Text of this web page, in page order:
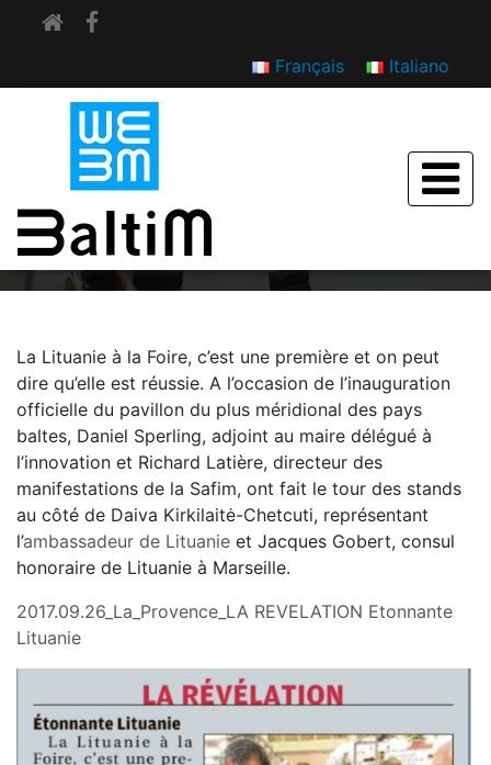
Français Italiano
LA REVELATION Etonnante Lituanie
La Lituanie à la Foire, c’est une première et on peut
dire qu’elle est réussie. A l’occasion de l’inauguration
officielle du pavillon du plus méridional des pays
baltes, Daniel Sperling, adjoint au maire délégué à
l’innovation et Richard Latière, directeur des
manifestations de la Safim, ont fait le tour des stands
au côté de Daiva Kirkilaitė-Chetcuti, représentant
l’ambassadeur de Lituanie et Jacques Gobert, consul
honoraire de Lituanie à Marseille.
2017.09.26_La_Provence_LA REVELATION Etonnante
Lituanie